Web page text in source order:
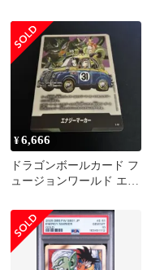
¥6,666
ドラゴンボールカード フ
ュージョンワールド エナ